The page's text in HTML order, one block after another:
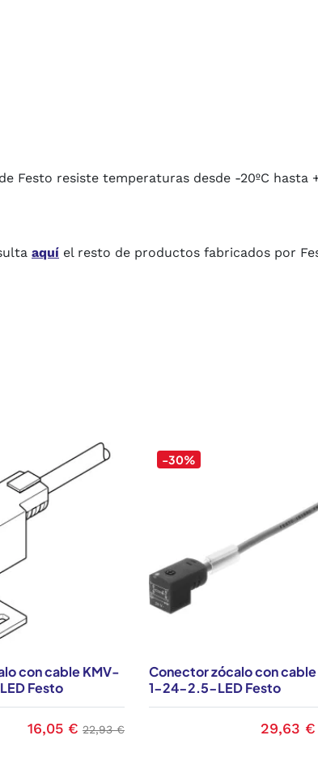
Festo resiste temperaturas desde -20ºC hasta
aquí el resto de productos fabricados por
con cable KMV-
Festo
Precio
16,05 € Precio base
22,93 €
Conector zócalo con
1-24-2.5-LED Festo
-30%
Precio
29,63 €